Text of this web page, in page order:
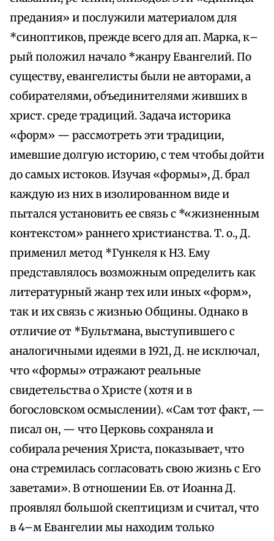
предания» и послужили материалом для
*синоптиков, прежде всего для ап. Марка, к–
рый положил начало *жанру Евангелий. По
существу, евангелисты были не авторами, а
собирателями, объединителями живших в
христ. среде традиций. Задача историка
«форм» — рассмотреть эти традиции,
имевшие долгую историю, с тем чтобы дойти
до самых истоков. Изучая «формы», Д. брал
каждую из них в изолированном виде и
пытался установить ее связь с *«жизненным
контекстом» раннего христианства. Т. о., Д.
применил метод *Гункеля к НЗ. Ему
представлялось возможным определить как
литературный жанр тех или иных «форм»,
так и их связь с жизнью Общины. Однако в
отличие от *Бультмана, выступившего с
аналогичными идеями в 1921, Д. не исключал,
что «формы» отражают реальные
свидетельства о Христе (хотя и в
богословском осмыслении). «Сам тот факт, —
писал он, — что Церковь сохраняла и
собирала речения Христа, показывает, что
она стремилась согласовать свою жизнь с Его
заветами». В отношении Ев. от Иоанна Д.
проявлял большой скептицизм и считал, что
в 4–м Евангелии мы находим только